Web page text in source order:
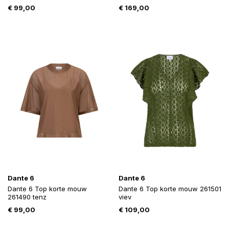
€ 99,00
€169,00
Dante 6
Dante 6 Top korte mouw
261490 tenz
€ 99,00
Dante 6
Dante 6 Top korte mouw 261501
viev
€109,00